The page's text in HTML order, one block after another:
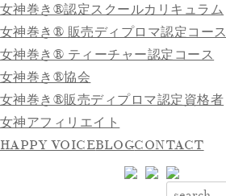
女神巻き®認定スクールカリキュラム
女神巻き® 販売ディプロマ認定コース
女神巻き® ティーチャー認定コース
女神巻き®協会
女神巻き®販売ディプロマ認定資格者
女神アフィリエイト
HAPPY VOICEBLOGCONTACT